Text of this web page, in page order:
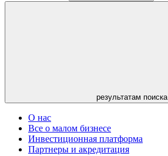
результатам поиска
О нас
Все о малом бизнесе
Инвестиционная платформа
Партнеры и акредитация